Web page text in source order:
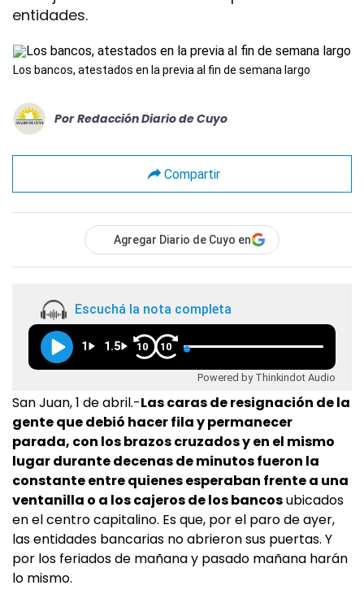
entidades.
Los bancos, atestados en la previa al fin de semana largo
Por Redacción Diario de Cuyo
Compartir
Agregar Diario de Cuyo en
Escuchá la nota completa
1 1.5 10 10
Powered by Thinkindot Audio
San Juan, 1 de abril.-Las caras de resignación de la
gente que debió hacer fila y permanecer
parada, con los brazos cruzados y en el mismo
lugar durante decenas de minutos fueron la
constante entre quienes esperaban frente a una
ventanilla o a los cajeros de los bancosubicados
en el centro capitalino. Es que, por el paro de ayer,
las entidades bancarias no abrieron sus puertas. Y
por los feriados de mañana y pasado mañana harán
lo mismo.